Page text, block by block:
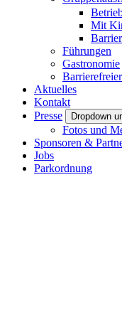
Mit
Führungen
Gastronomie
Aktuelles
Kontakt
Presse
Dropdown
Fotos und
Sponsoren &
Jobs
Parkordnung